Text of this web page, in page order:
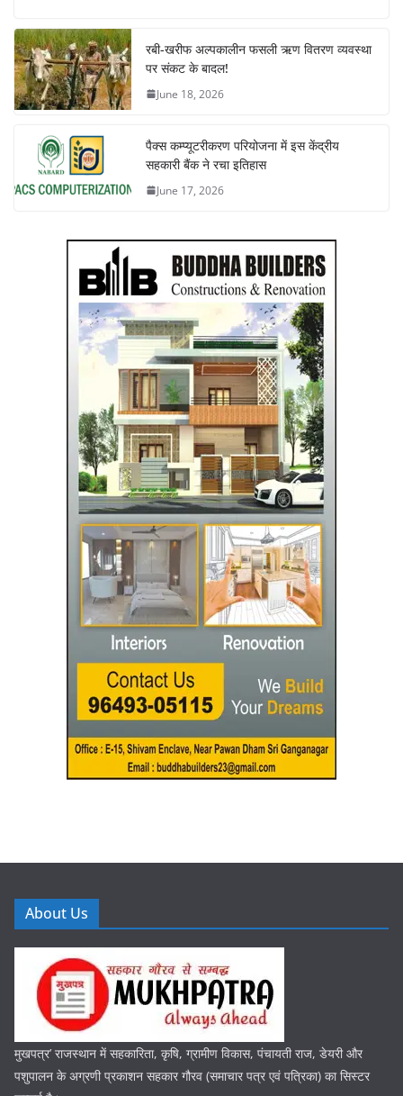
रबी-खरीफ अल्पकालीन फसली ऋण वितरण व्यवस्था
पर संकट के बादल!
June 18, 2026
पैक्स कम्प्यूटरीकरण परियोजना में इस केंद्रीय
सहकारी बैंक ने रचा इतिहास
June 17, 2026
About Us
मुखपत्र’ राजस्थान में सहकारिता, कृषि, ग्रामीण विकास, पंचायती राज, डेयरी और
पशुपालन के अग्रणी प्रकाशन सहकार गौरव (समाचार पत्र एवं पत्रिका) का सिस्टर